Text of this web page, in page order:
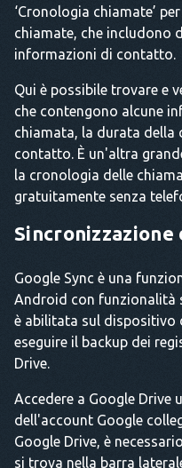
‘Cronologia chiamate’
chiamate, che includono
informazioni di contatto.
Qui è possibile trovare e
che contengono alcune
chiamata, la durata della
contatto. È un'altra
la cronologia delle
gratuitamente senza
Sincronizzazione
Google Sync è una
Android con funzionalità
è abilitata sul dispositivo
eseguire il backup dei
Drive.
Accedere a Google Drive
dell'account Google
Google Drive, è
si trova nella barra